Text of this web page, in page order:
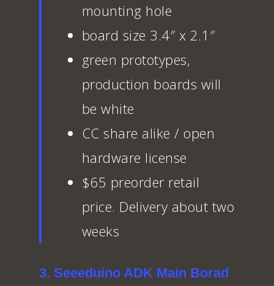
mounting hole
board size 3.4″ x 2.1″
green prototypes,
production boards will
be white
CC share alike / open
hardware license
$65 preorder retail
price. Delivery about two
weeks
3. Seeeduino ADK Main Borad